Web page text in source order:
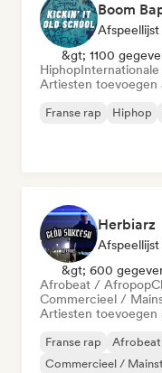
&gt; 1100
HiphopInternationale
Artiesten toevoegen
Franse rap Hiphop
Herbiarz
&gt; 600
Afrobeat / Afropop
Commercieel /
Artiesten toevoegen
Franse rap
Commercieel /